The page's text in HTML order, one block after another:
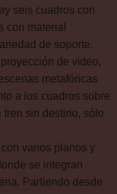
seis cuadros con
con material
de soporte.
de video,
metafóricas
a los cuadros sobre
sin destino, sólo
varios planos y
se integran
Partiendo desde